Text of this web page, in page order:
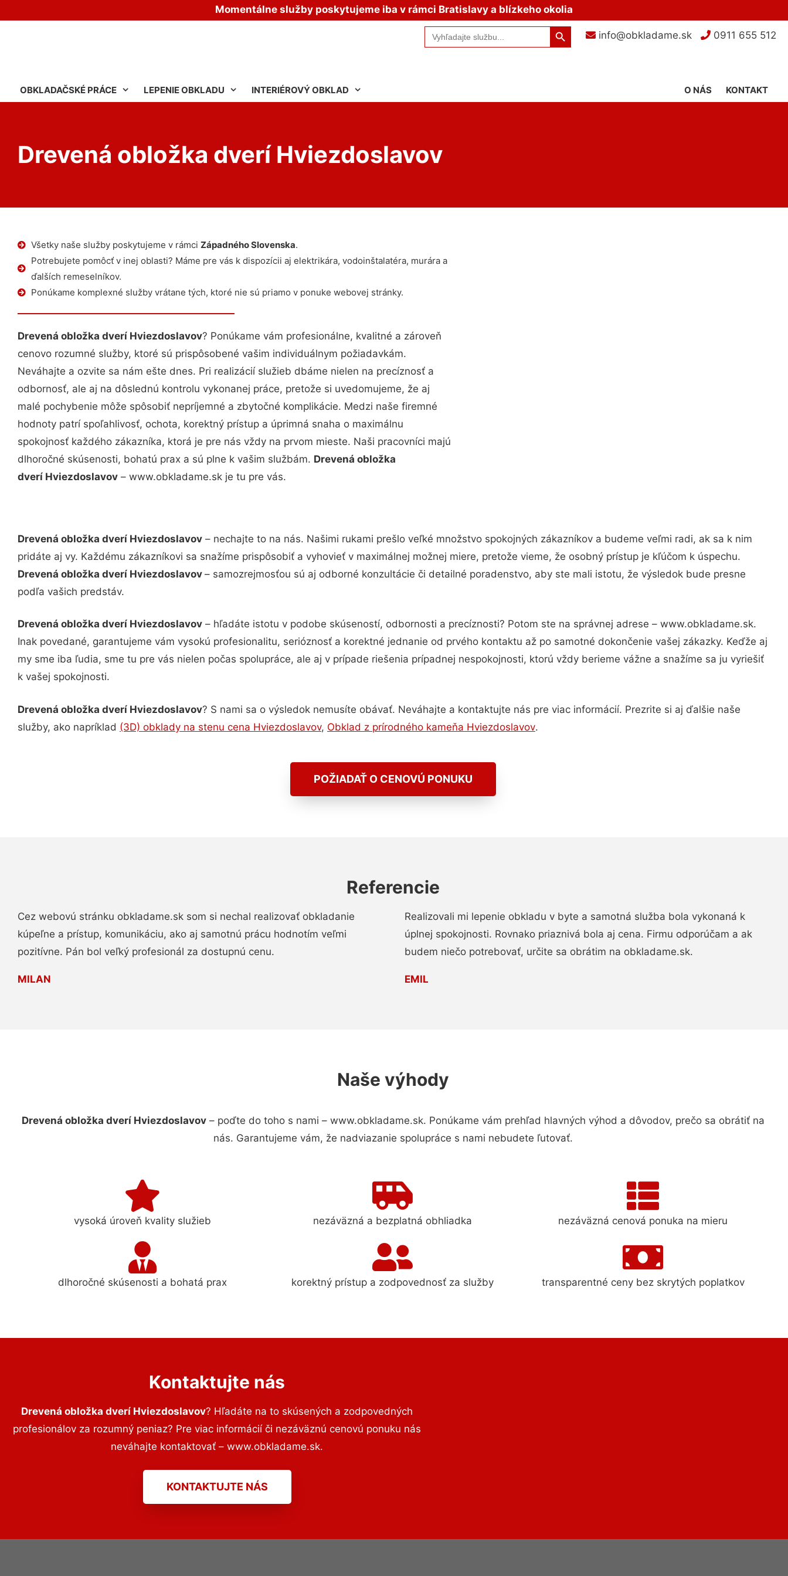
Momentálne služby poskytujeme iba v rámci Bratislavy a blízkeho okolia
info@obkladame.sk 0911 655 512
Search
for:
Search Button
OBKLADAČSKÉ PRÁCE LEPENIE OBKLADU INTERIÉROVÝ OBKLAD KONTAKT
O NÁS
Drevená obložka dverí Hviezdoslavov
Všetky naše služby poskytujeme v rámci Západného Slovenska.
Potrebujete pomôcť v inej oblasti? Máme pre vás k dispozícii aj elektrikára, vodoinštalatéra, murára a
ďalších remeselníkov.
Ponúkame komplexné služby vrátane tých, ktoré nie sú priamo v ponuke webovej stránky.
Drevená obložka dverí Hviezdoslavov? Ponúkame vám profesionálne, kvalitné a zároveň
cenovo rozumné služby, ktoré sú prispôsobené vašim individuálnym požiadavkám.
Neváhajte a ozvite sa nám ešte dnes. Pri realizácií služieb dbáme nielen na precíznosť a
odbornosť, ale aj na dôslednú kontrolu vykonanej práce, pretože si uvedomujeme, že aj
malé pochybenie môže spôsobiť nepríjemné a zbytočné komplikácie. Medzi naše firemné
hodnoty patrí spoľahlivosť, ochota, korektný prístup a úprimná snaha o maximálnu
spokojnosť každého zákazníka, ktorá je pre nás vždy na prvom mieste. Naši pracovníci majú
dlhoročné skúsenosti, bohatú prax a sú plne k vašim službám. Drevená obložka
dverí Hviezdoslavov – www.obkladame.sk je tu pre vás.
Drevená obložka dverí Hviezdoslavov – nechajte to na nás. Našimi rukami prešlo veľké množstvo spokojných zákazníkov a budeme veľmi radi, ak sa k nim
pridáte aj vy. Každému zákazníkovi sa snažíme prispôsobiť a vyhovieť v maximálnej možnej miere, pretože vieme, že osobný prístup je kľúčom k úspechu.
Drevená obložka dverí Hviezdoslavov – samozrejmosťou sú aj odborné konzultácie či detailné poradenstvo, aby ste mali istotu, že výsledok bude presne
podľa vašich predstáv.
Drevená obložka dverí Hviezdoslavov – hľadáte istotu v podobe skúseností, odbornosti a precíznosti? Potom ste na správnej adrese – www.obkladame.sk.
Inak povedané, garantujeme vám vysokú profesionalitu, serióznosť a korektné jednanie od prvého kontaktu až po samotné dokončenie vašej zákazky. Keďže aj
my sme iba ľudia, sme tu pre vás nielen počas spolupráce, ale aj v prípade riešenia prípadnej nespokojnosti, ktorú vždy berieme vážne a snažíme sa ju vyriešiť
k vašej spokojnosti.
Drevená obložka dverí Hviezdoslavov? S nami sa o výsledok nemusíte obávať. Neváhajte a kontaktujte nás pre viac informácií. Prezrite si aj ďalšie naše
služby, ako napríklad (3D) obklady na stenu cena Hviezdoslavov, Obklad z prírodného kameňa Hviezdoslavov.
POŽIADAŤ O CENOVÚ PONUKU
Referencie
Cez webovú stránku obkladame.sk som si nechal realizovať obkladanie
kúpeľne a prístup, komunikáciu, ako aj samotnú prácu hodnotím veľmi
pozitívne. Pán bol veľký profesionál za dostupnú cenu.
MILAN
Realizovali mi lepenie obkladu v byte a samotná služba bola vykonaná k
úplnej spokojnosti. Rovnako priaznivá bola aj cena. Firmu odporúčam a ak
budem niečo potrebovať, určite sa obrátim na obkladame.sk.
EMIL
Naše výhody
Drevená obložka dverí Hviezdoslavov– poďte do toho s nami – www.obkladame.sk. Ponúkame vám prehľad hlavných výhod a dôvodov, prečo sa obrátiť na
nás. Garantujeme vám, že nadviazanie spolupráce s nami nebudete ľutovať.
vysoká úroveň kvality služieb nezáväzná a bezplatná obhliadka nezáväzná cenová ponuka na mieru
dlhoročné skúsenosti a bohatá prax korektný prístup a zodpovednosť za služby transparentné ceny bez skrytých poplatkov
Kontaktujte nás
Drevená obložka dverí Hviezdoslavov? Hľadáte na to skúsených a zodpovedných
profesionálov za rozumný peniaz? Pre viac informácií či nezáväznú cenovú ponuku nás
neváhajte kontaktovať – www.obkladame.sk.
KONTAKTUJTE NÁS